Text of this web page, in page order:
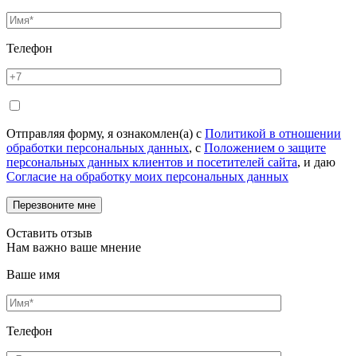
Телефон
Отправляя форму, я ознакомлен(а) с Политикой в отношении
обработки персональных данных, с Положением о защите
персональных данных клиентов и посетителей сайта, и даю
Согласие на обработку моих персональных данных
Оставить отзыв
Нам важно ваше мнение
Ваше имя
Телефон